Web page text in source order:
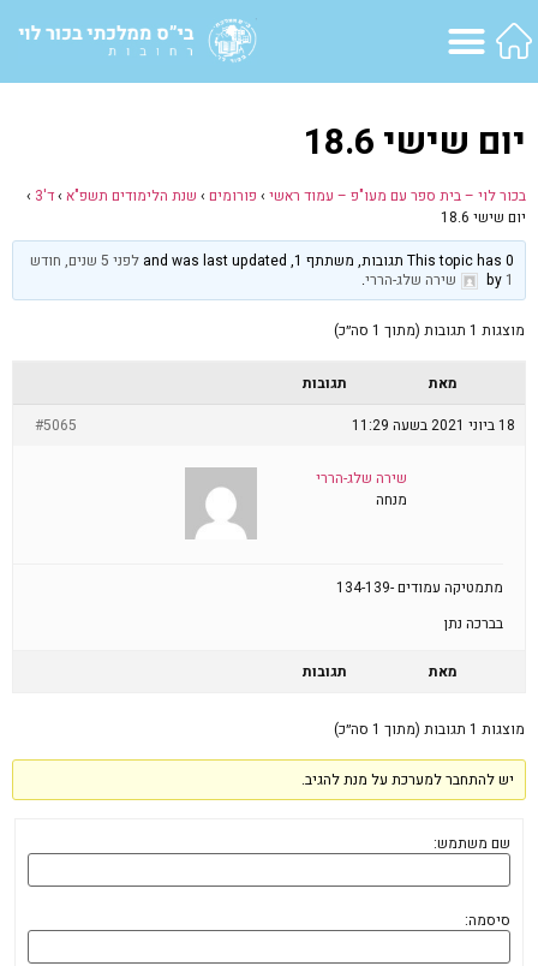
יום שישי 18.6
בכור לוי – בית ספר עם מעו"פ – עמוד ראשי › פורומים › שנת הלימודים תשפ"א ›ד'3
›
יום שישי 18.6
This topic has 0 תגובות, משתתף 1, and was last updated
לפני 5 שנים, חודש
1
by שירה שלג-הררי.
מוצגות 1 תגובות (מתוך 1 סה״כ)
מאת
תגובות
18 ביוני 2021 בשעה 11:29
#5065
שירה שלג-הררי
מנחה
מתמטיקה עמודים -134-139
בברכה נתן
מאת תגובות
מוצגות 1 תגובות (מתוך 1 סה״כ)
יש להתחבר למערכת על מנת להגיב.
שם משתמש:
סיסמה: